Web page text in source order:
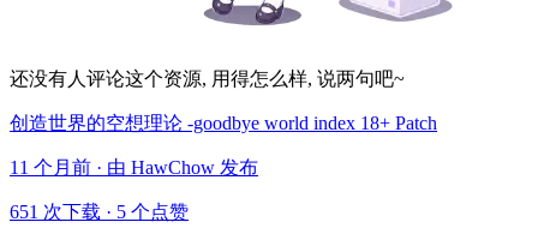
还没有人评论这个资源, 用得怎么样, 说两句吧~
创造世界的空想理论 -goodbye world index 18+ Patch
11 个月前 · 由 HawChow 发布
651 次下载 · 5 个点赞